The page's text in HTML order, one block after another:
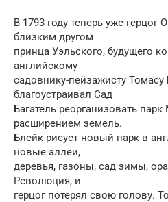
В 1793 году теперь уже герцог
близким другом
принца Уэльского, будущего
английскому
садовнику-пейзажисту Томасу
благоустраивал Сад
Багатель реорганизовать
расширением земель.
Блейк рисует новый парк в
новые аллеи,
деревья, газоны, сад зимы,
Революция, и
герцог потерял свою голову.